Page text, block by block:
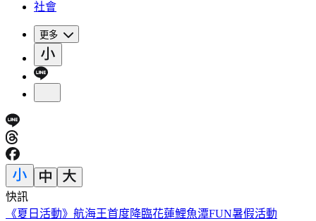
社會
更多
快訊
糖尿病患打猛健樂「血糖升高還變胖」 醫一問原因傻眼